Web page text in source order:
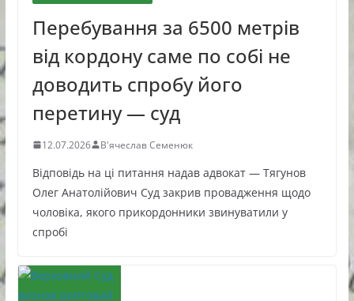
Перебування за 6500 метрів
від кордону саме по собі не
доводить спробу його
перетину — суд
12.07.2026 В'ячеслав Семенюк
Відповідь на ці питання надав адвокат — Тягунов
Олег Анатолійович Суд закрив провадження щодо
чоловіка, якого прикордонники звинуватили у
спробі